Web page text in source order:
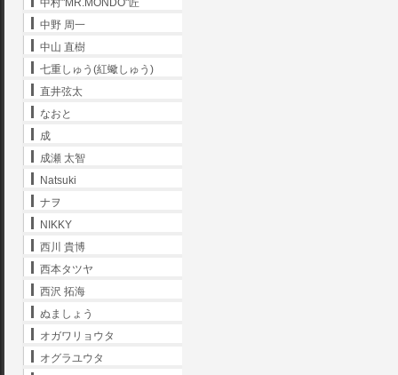
中村"MR.MONDO"匠
中野 周一
中山 直樹
七重しゅう(紅蠍しゅう)
直井弦太
なおと
成
成瀬 太智
Natsuki
ナヲ
NIKKY
西川 貴博
西本タツヤ
西沢 拓海
ぬましょう
オガワリョウタ
オグラユウタ